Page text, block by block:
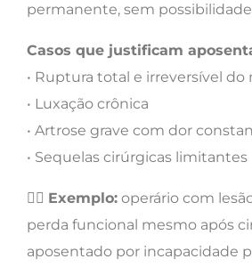
permanente, sem
Casos que justificam
• Ruptura total e irreversível
• Luxação crônica
• Artrose grave com dor
• Sequelas cirúrgicas limitantes
👷‍♂️ Exemplo: operário com
perda funcional mesmo após
aposentado por incapacidade